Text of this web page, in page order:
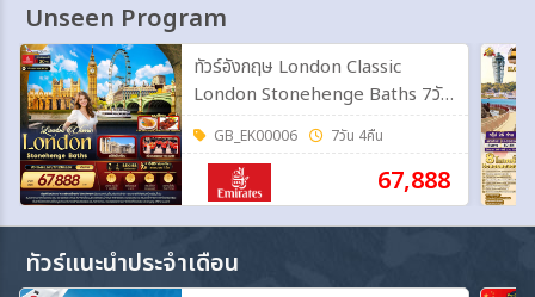
Unseen Program
ทัวร์อังกฤษ London Classic
London Stonehenge Baths 7วัน
4คืน (EK)
GB_EK00006 7วัน 4คืน
67,888
ทัวร์แนะนำประจำเดือน